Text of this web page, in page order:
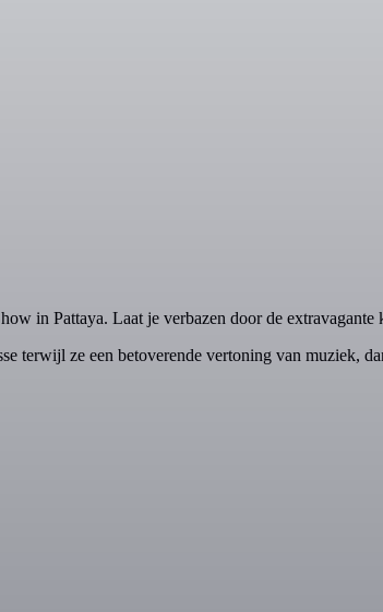
in Pattaya. Laat je verbazen door de
terwijl ze een betoverende vertoning van muziek,